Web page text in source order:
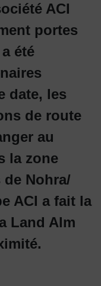
ACI
portes
été
date, les
de route
au
la zone
Nohra/
ACI a fait la
Land Alm